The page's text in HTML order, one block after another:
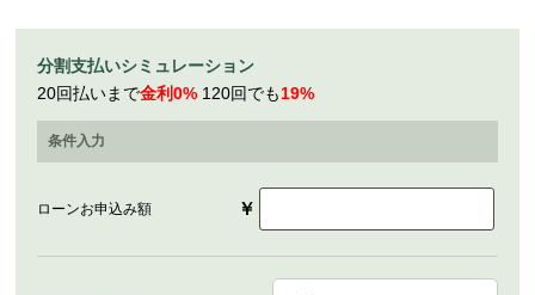
分割支払いシミュレーション
20回払いまで金利0% 120回でも19%
条件入力
ローンお申込み額 ￥